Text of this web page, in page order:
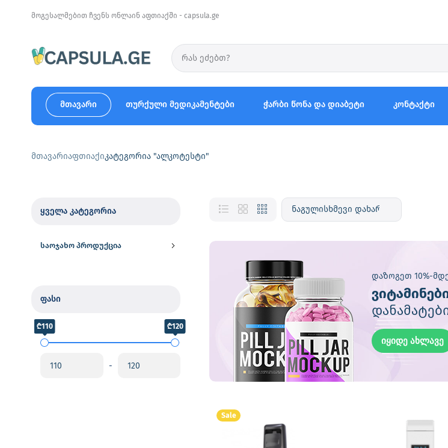
მოგესალმებით ჩვენს ონლაინ აფთიაქში - capsula.ge
მთავარი თურქული მედიკამენტები ჭარბი წონა და დიაბეტი კონტაქტი
მთავარიაფთიაქიკატეგორია "ალკოტესტი"
ყველა კატეგორია
საოჯახო პროდუქცია
ფასი
₾110 ₾120
-
დაზოგეთ 10%-
იყიდე ახლავე
Sale